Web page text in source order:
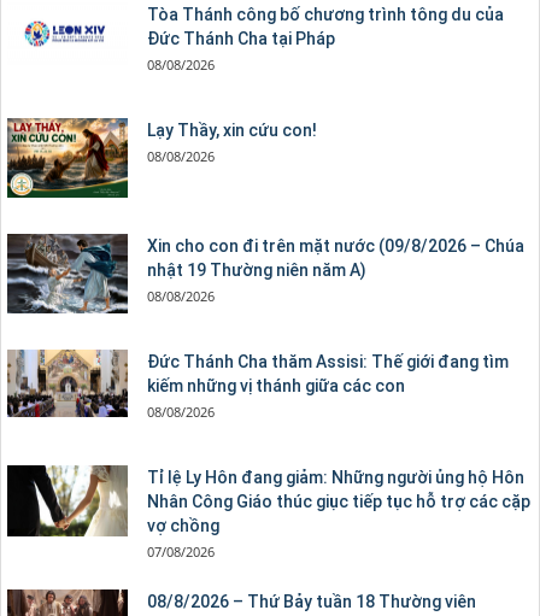
Tòa Thánh công bố chương trình tông du của
Đức Thánh Cha tại Pháp
08/08/2026
Lạy Thầy, xin cứu con!
08/08/2026
Xin cho con đi trên mặt nước (09/8/2026 – Chúa
nhật 19 Thường niên năm A)
08/08/2026
Đức Thánh Cha thăm Assisi: Thế giới đang tìm
kiếm những vị thánh giữa các con
08/08/2026
Tỉ lệ Ly Hôn đang giảm: Những người ủng hộ Hôn
Nhân Công Giáo thúc giục tiếp tục hỗ trợ các cặp
vợ chồng
07/08/2026
08/8/2026 – Thứ Bảy tuần 18 Thường viên